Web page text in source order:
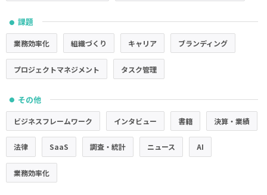
● 課題
業務効率化 組織づくり キャリア ブランディング
プロジェクトマネジメント タスク管理
● その他
ビジネスフレームワーク インタビュー 書籍 決算・業績
法律 SaaS 調査・統計 ニュース AI
業務効率化